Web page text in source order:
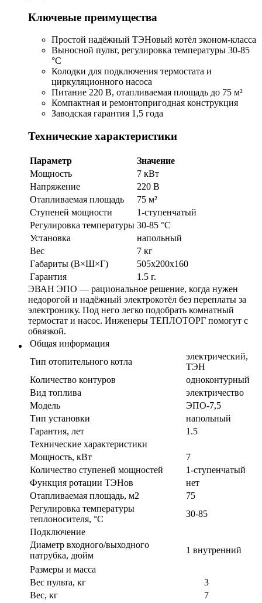
Ключевые преимущества
Простой надёжный ТЭНовый котёл эконом-класса
Выносной пульт, регулировка температуры 30-85
°С
Колодки для подключения термостата и
циркуляционного насоса
Питание 220 В, отапливаемая площадь до 75 м²
Компактная и ремонтопригодная конструкция
Заводская гарантия 1,5 года
Технические характеристики
Параметр
Значение
Мощность
7 кВт
Напряжение
220 В
Отапливаемая площадь
75 м²
Ступеней мощности
1-ступенчатый
Регулировка температуры 30-85 °С
Установка
напольный
Вес
7 кг
Габариты (В×Ш×Г)
505х200х160
Гарантия
1.5 г.
ЭВАН ЭПО — рациональное решение, когда нужен
недорогой и надёжный электрокотёл без переплаты за
электронику. Под него легко подобрать комнатный
термостат и насос. Инженеры ТЕПЛОТОРГ помогут с
обвязкой.
Общая информация
Тип отопительного котла
электрический,
ТЭН
Количество контуров
одноконтурный
Вид топлива
электричество
Модель
ЭПО-7,5
Тип установки
напольный
Гарантия, лет
1.5
Технические характеристики
Мощность, кВт
7
Количество ступеней мощностей
1-ступенчатый
Функция ротации ТЭНов
нет
Отапливаемая площадь, м2
75
Регулировка температуры
теплоносителя, °С
30-85
Подключение
Диаметр входного/выходного
патрубка, дюйм
1 внутренний
Размеры и масса
Вес пульта, кг
3
Вес, кг
7